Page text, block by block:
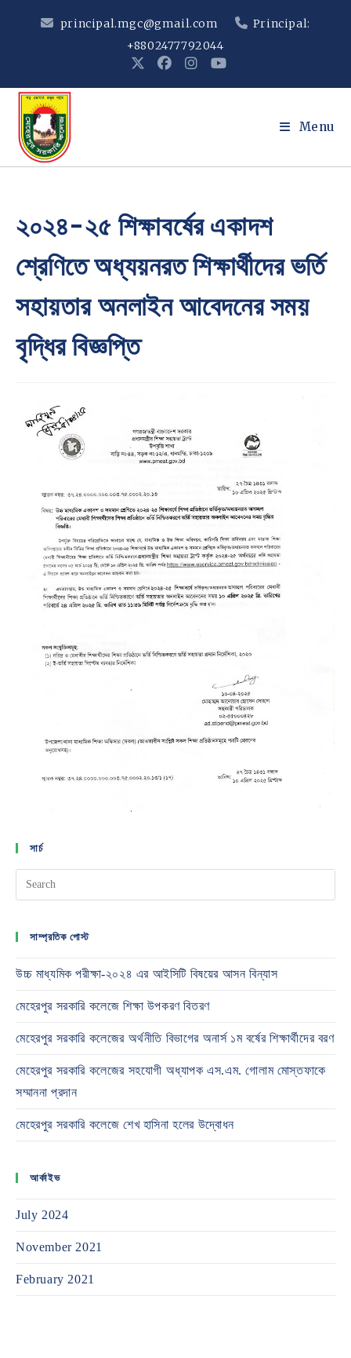
principal.mgc@gmail.com
Principal:
+8802477792044
Menu
২০২৪-২৫ শিক্ষাবর্ষের একাদশ
শ্রেণিতে অধ্যয়নরত শিক্ষার্থীদের ভর্তি
সহায়তার অনলাইন আবেদনের সময়
বৃদ্ধির বিজ্ঞপ্তি
সার্চ
সাম্প্রতিক পোস্ট
উচ্চ মাধ্যমিক পরীক্ষা-২০২৪ এর আইসিটি বিষয়ের আসন বিন্যাস
মেহেরপুর সরকারি কলেজে শিক্ষা উপকরণ বিতরণ
মেহেরপুর সরকারি কলেজের অর্থনীতি বিভাগের অনার্স ১ম বর্ষের শিক্ষার্থীদের বরণ
মেহেরপুর সরকারি কলেজের সহযোগী অধ্যাপক এস.এম. গোলাম মোস্তফাকে
সম্মাননা প্রদান
মেহেরপুর সরকারি কলেজে শেখ হাসিনা হলের উদ্বোধন
আর্কাইভ
July 2024
November 2021
February 2021